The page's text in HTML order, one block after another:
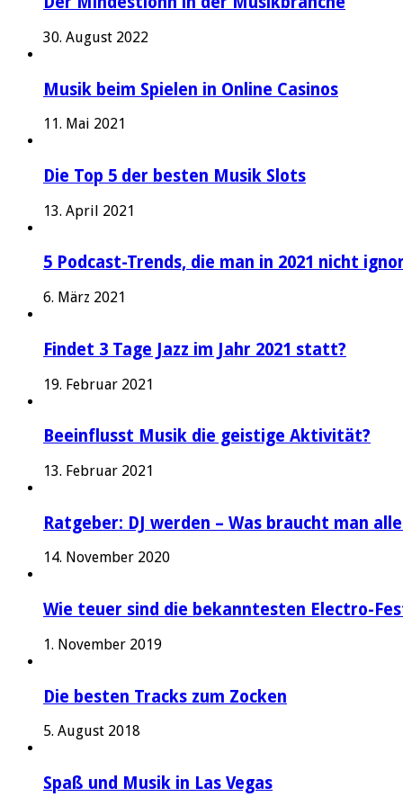
30. August 2022
Musik beim Spielen in Online Casinos
11. Mai 2021
Die Top 5 der besten Musik Slots
13. April 2021
5 Podcast-Trends, die man in 2021 nicht
6. März 2021
Findet 3 Tage Jazz im Jahr 2021 statt?
19. Februar 2021
Beeinflusst Musik die geistige Aktivität?
13. Februar 2021
Ratgeber: DJ werden – Was braucht man
14. November 2020
Wie teuer sind die bekanntesten Electro-
1. November 2019
Die besten Tracks zum Zocken
5. August 2018
Spaß und Musik in Las Vegas